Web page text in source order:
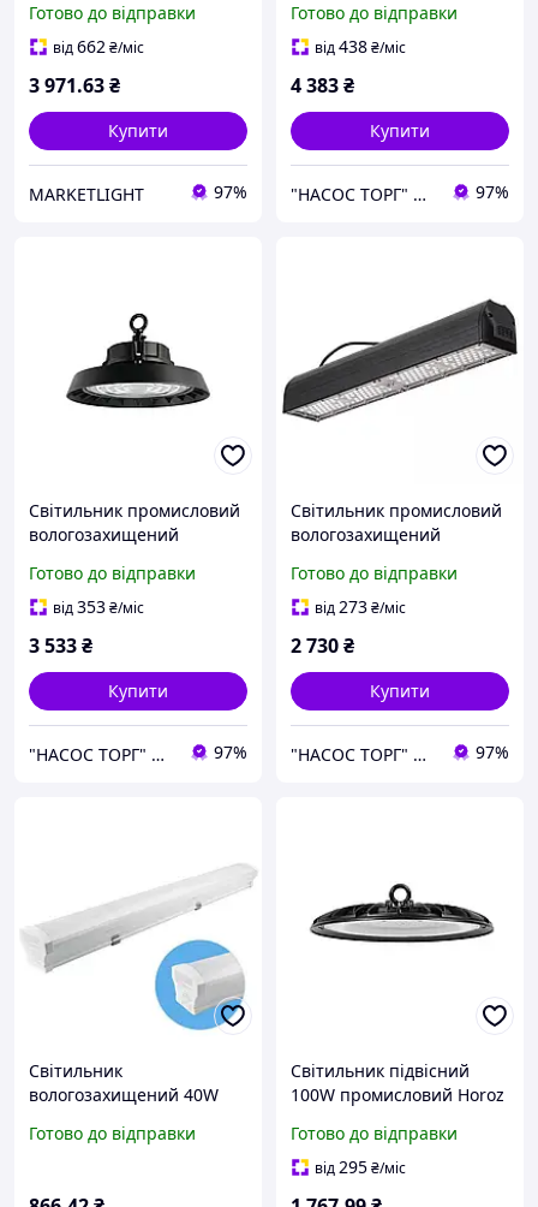
6400К чорний IP65
PYRAMID-150
Готово до відправки
від662₴/міс
3 971.63₴
Купити
MARKETLIGHT 97%
Готово до відправки
від438₴/міс
4 383₴
Купити
"НАСОС ТОРГ" Насосне обладнання, інструменти, освітлення 97%
Світильник промисловий
вологозахищений
Готово до відправки
від353₴/міс
3 533₴
Купити
"НАСОС ТОРГ" Насосне обладнання, інструменти, освітлення 97%
Світильник промисловий
вологозахищений
Готово до відправки
від273₴/міс
2 730₴
Купити
"НАСОС ТОРГ" Насосне обладнання, інструменти, освітлення 97%
Світильник
вологозахищений 40W
PROLINE-40 111.25 см
Готово до відправки
Світильник підвісний
100W промисловий Horoz
вологозахищений 6400K
IP65
Готово до відправки
від295₴/міс